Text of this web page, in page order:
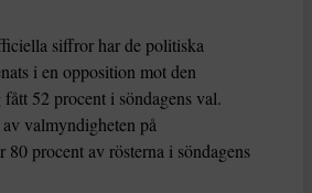
siffror har de politiska
i en opposition mot den
52 procent i söndagens val.
valmyndigheten på
80 procent av rösterna i söndagens